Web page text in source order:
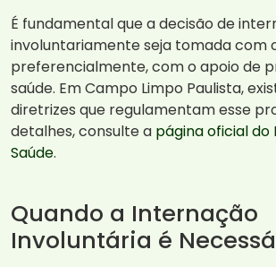
É fundamental que a decisão de
involuntariamente seja tomada com
preferencialmente, com o apoio de
saúde. Em Campo Limpo Paulista,
diretrizes que regulamentam esse
detalhes, consulte a página oficial do
Saúde.
Quando a Internação
Involuntária é